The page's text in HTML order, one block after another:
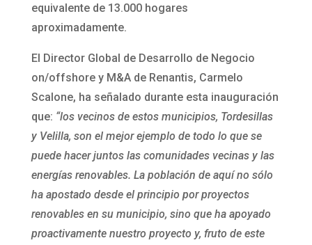
equivalente de 13.000 hogares
aproximadamente.
El Director Global de Desarrollo de Negocio
on/offshore y M&A de Renantis, Carmelo
Scalone, ha señalado durante esta inauguración
que: “los vecinos de estos municipios, Tordesillas
y Velilla, son el mejor ejemplo de todo lo que se
puede hacer juntos las comunidades vecinas y las
energías renovables. La población de aquí no sólo
ha apostado desde el principio por proyectos
renovables en su municipio, sino que ha apoyado
proactivamente nuestro proyecto y, fruto de este